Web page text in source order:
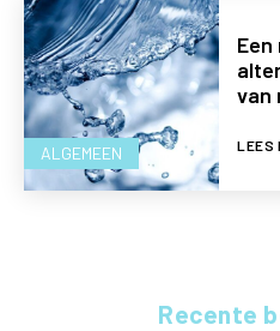
ALGEMEEN
van
LEES
Recente